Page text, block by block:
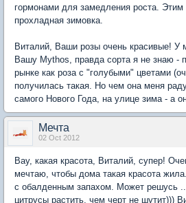
гормонами для замедления роста.
прохладная зимовка.
Виталий, Ваши розы очень красивые! У
Вашу Mythos, правда сорта я не знаю -
рынке как роза с "голубыми" цветами
получилась такая. Но чем она меня
самого Нового Года, на улице зима - а
Мечта
02 Oct 2012
Вау, какая красота, Виталий, супер!
мечтаю, чтобы дома такая красота
с обалденным запахом. Может решусь
цитрусы растить, чем черт не шутит)))